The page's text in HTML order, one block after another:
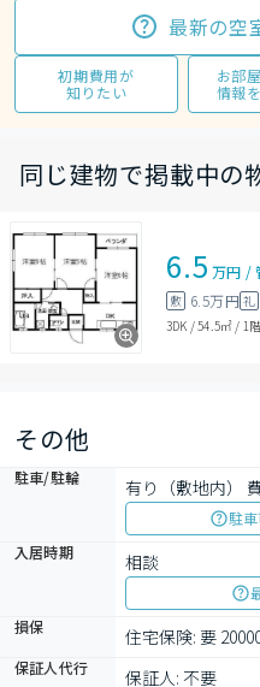
最新の空
初期費用が
知りたい
お部
情報
同じ建物で掲載中の
6.5 万円 /
敷 6.5万円礼
3DK /54.5㎡ / 1階
その他
駐車/駐輪 有り（敷地内）
駐
入居時期
相談
損保
住宅保険: 要
保証人代行 保証人: 不要